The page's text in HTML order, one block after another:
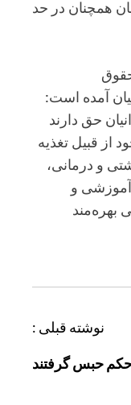
همچنان در حد
حقوق
آمده است:
حق دارند
از قبیل تغذیه
و درمانی،
آموزشی و
بهره‌مند
نوشته قبلی :
حبس گرفتند